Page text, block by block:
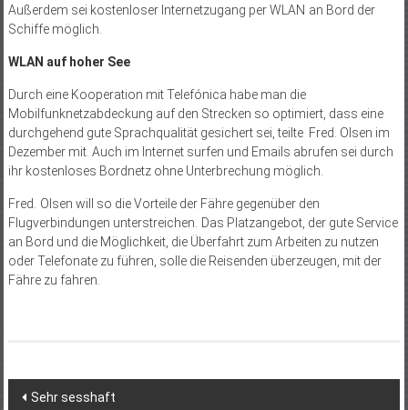
Außerdem sei kostenloser Internetzugang per WLAN an Bord der
Schiffe möglich.
WLAN auf hoher See
Durch eine Kooperation mit Telefónica habe man die
Mobilfunknetzabdeckung auf den Strecken so optimiert, dass eine
durchgehend gute Sprachqualität gesichert sei, teilte Fred. Olsen im
Dezember mit. Auch im Internet surfen und Emails abrufen sei durch
ihr kostenloses Bordnetz ohne Unterbrechung möglich.
Fred. Olsen will so die Vorteile der Fähre gegenüber den
Flugverbindungen unterstreichen. Das Platzangebot, der gute Service
an Bord und die Möglichkeit, die Überfahrt zum Arbeiten zu nutzen
oder Telefonate zu führen, solle die Reisenden überzeugen, mit der
Fähre zu fahren.
Beitragsnavigation
Sehr sesshaft